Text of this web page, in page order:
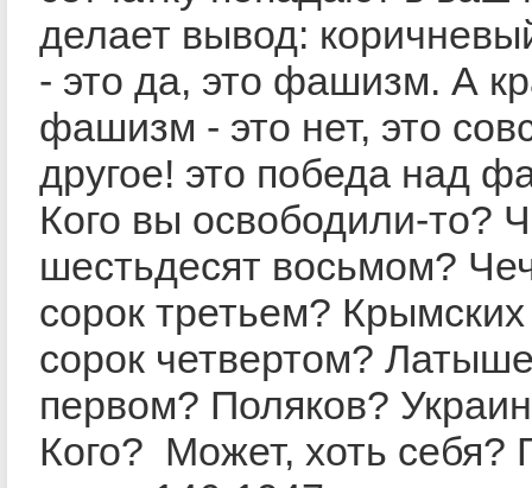
делает вывод:
- это да, это фашизм. А
фашизм - это нет, это
другое! это победа над
Кого вы освободили-то?
шестьдесят восьмом?
сорок третьем? Крымских
сорок четвертом?
первом? Поляков?
Кого? Может, хоть себя?